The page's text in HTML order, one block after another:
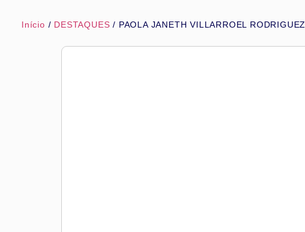
Início / DESTAQUES / PAOLA JANETH VILLARROEL RODRIGUEZ